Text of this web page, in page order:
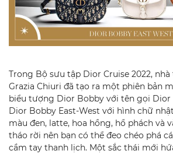
Trong Bộ sưu tập Dior Cruise 2022,
Grazia Chiuri đã tạo ra một phiên bản
biểu tượng Dior Bobby với tên gọi Dior
Dior Bobby East-West với hình chữ
màu đen, latte, hoa hồng, hổ phách và
tháo rời nên bạn có thể đeo chéo phá
cầm tay thanh lịch. Một sắc thái mới